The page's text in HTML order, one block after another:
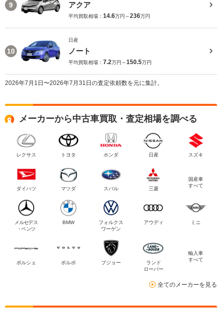
9 アクア
平均買取相場： 14.6万円～236万円
10
日産
ノート
平均買取相場： 7.2万円～150.5万円
2026年7月1日〜2026年7月31日の査定依頼数を元に集計。
メーカーから中古車買取・査定相場を調べる
レクサス トヨタ ホンダ 日産 スズキ
ダイハツ マツダ スバル 三菱
国産車
すべて
メルセデス
・ベンツ
BMW
フォルクス
ワーゲン
アウディ ミニ
ポルシェ ボルボ プジョー
ランド
ローバー
輸入車
すべて
全てのメーカーを見る